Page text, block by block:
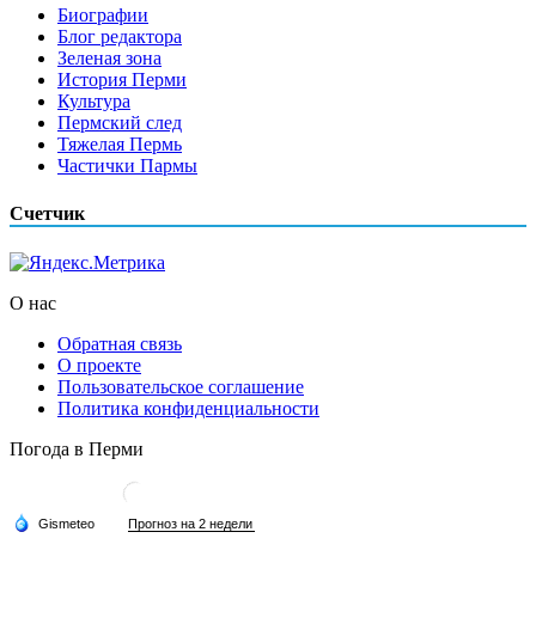
Биографии
Блог редактора
Зеленая зона
История Перми
Культура
Пермский след
Тяжелая Пермь
Частички Пармы
Счетчик
О нас
Обратная связь
О проекте
Пользовательское соглашение
Политика конфиденциальности
Погода в Перми